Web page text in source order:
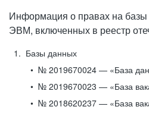
Информация о правах на
ЭВМ, включенных в реестр
Базы данных
№ 2019670024 — «База
№ 2019670023 — «База
№ 2018620237 — «База